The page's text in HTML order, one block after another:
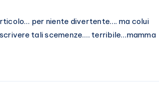
per niente divertente…. ma colui
tali scemenze…. terribile…mamma